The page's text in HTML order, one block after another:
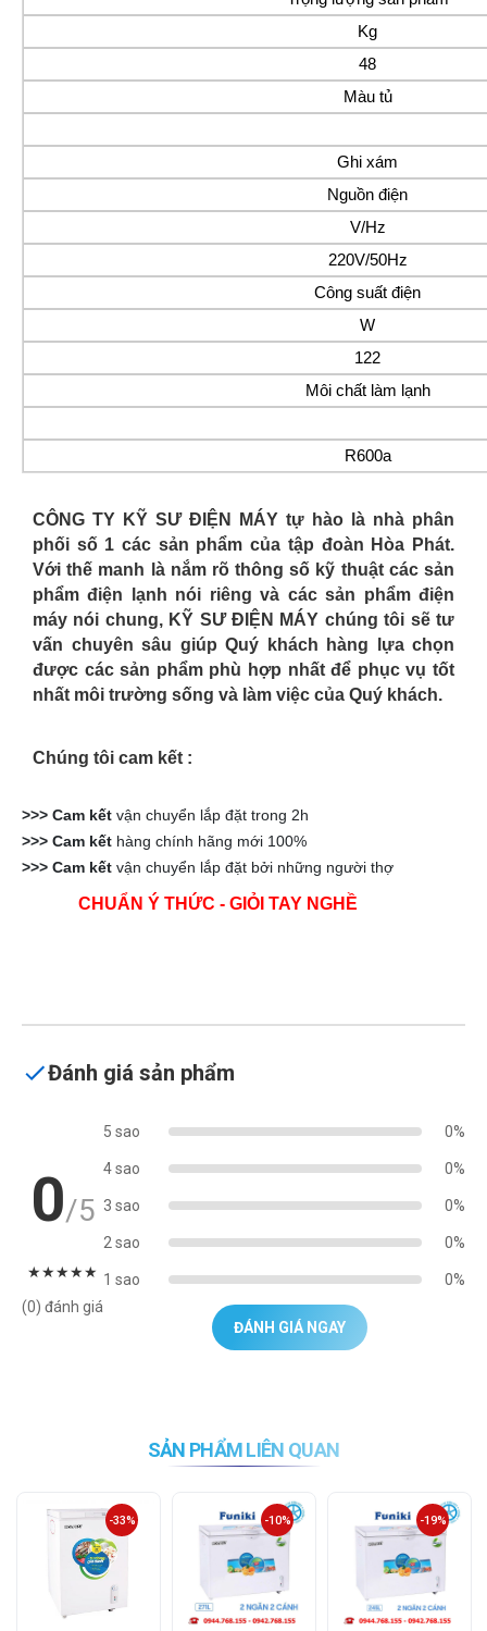
Kg
48
Màu tủ
Ghi xám
Nguồn điện
V/Hz
220V/50Hz
Công suất điện
W
122
Môi chất làm lạnh
R600a
CÔNG TY KỸ SƯ ĐIỆN MÁY tự hào là nhà phân
phối số 1 các sản phẩm của tập đoàn Hòa Phát.
Với thế manh là nắm rõ thông số kỹ thuật các sản
phẩm điện lạnh nói riêng và các sản phẩm điện
máy nói chung, KỸ SƯ ĐIỆN MÁY chúng tôi sẽ tư
vấn chuyên sâu giúp Quý khách hàng lựa chọn
được các sản phẩm phù hợp nhất để phục vụ tốt
nhất môi trường sống và làm việc của Quý khách.
Chúng tôi cam kết :
>>> Cam kết vận chuyển lắp đặt trong 2h
>>> Cam kết hàng chính hãng mới 100%
>>> Cam kết vận chuyển lắp đặt bởi những người thợ
CHUẨN Ý THỨC - GIỎI TAY NGHỀ
Đánh giá sản phẩm
0/5
★★★★★
(0) đánh giá
5 sao 0%
4 sao 0%
3 sao 0%
2 sao 0%
1 sao 0%
ĐÁNH GIÁ NGAY
SẢN PHẨM LIÊN QUAN
-19% -11%